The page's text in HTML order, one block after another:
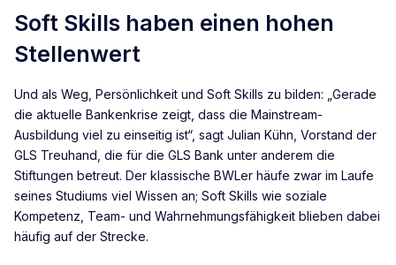
Soft Skills haben einen hohen
Stellenwert
Und als Weg, Persönlichkeit und Soft Skills zu bilden: „Gerade
die aktuelle Bankenkrise zeigt, dass die Mainstream-
Ausbildung viel zu einseitig ist“, sagt Julian Kühn, Vorstand der
GLS Treuhand, die für die GLS Bank unter anderem die
Stiftungen betreut. Der klassische BWLer häufe zwar im Laufe
seines Studiums viel Wissen an; Soft Skills wie soziale
Kompetenz, Team- und Wahrnehmungsfähigkeit blieben dabei
häufig auf der Strecke.